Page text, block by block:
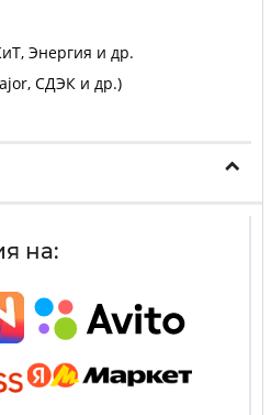
Энергия и др.
СДЭК и др.)
на: